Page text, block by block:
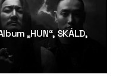
„HUN“, SKÁLD,